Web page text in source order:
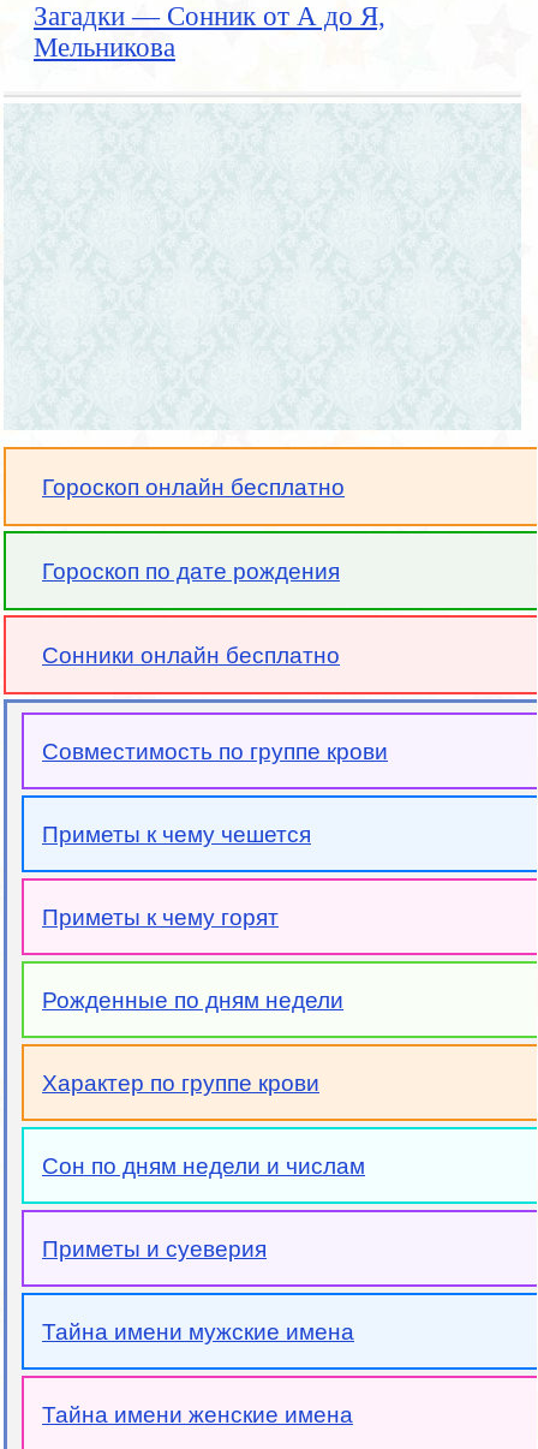
Загадки — Сонник от А до Я,
Мельникова
Гороскоп онлайн бесплатно
Гороскоп по дате рождения
Сонники онлайн бесплатно
Совместимость по группе крови
Приметы к чему чешется
Приметы к чему горят
Рожденные по дням недели
Характер по группе крови
Сон по дням недели и числам
Приметы и суеверия
Тайна имени мужские имена
Тайна имени женские имена